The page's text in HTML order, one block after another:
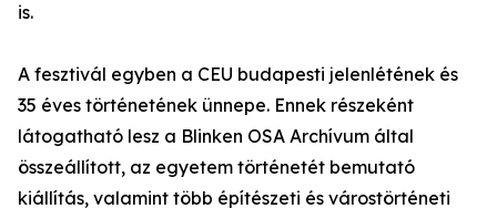
is.
A fesztivál egyben a CEU budapesti jelenlétének és
35 éves történetének ünnepe. Ennek részeként
látogatható lesz a Blinken OSA Archívum által
összeállított, az egyetem történetét bemutató
kiállítás, valamint több építészeti és várostörténeti